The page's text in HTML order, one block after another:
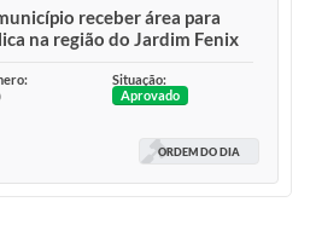
receber área para
na região do Jardim Fenix
Situação:
Aprovado
ORDEM DO DIA